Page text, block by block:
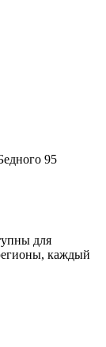
95
для
каждый